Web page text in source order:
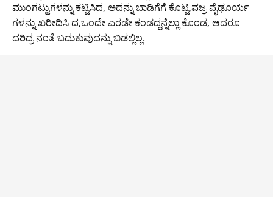
ಮುಂಗಟ್ಟುಗಳನ್ನು ಕಟ್ಟಿಸಿದ, ಅದನ್ನು ಬಾಡಿಗೆಗೆ ಕೊಟ್ಟ,ವಜ್ರ ವೈಢೂರ್ಯ
ಗಳನ್ನು ಖರೀದಿಸಿ ದ,ಒಂದೇ ಎರಡೇ ಕಂಡದ್ದನ್ನೆಲ್ಲಾ ಕೊಂಡ, ಆದರೂ
ದರಿದ್ರ ನಂತೆ ಬದುಕುವುದನ್ನು ಬಿಡಲ್ಲಿಲ್ಲ.